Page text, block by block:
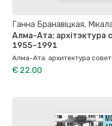
Ганна Бранавіцкая,
Алма-Ата: архітэктура
1955–1991
Алма-Ата: архитектура
€ 22.00